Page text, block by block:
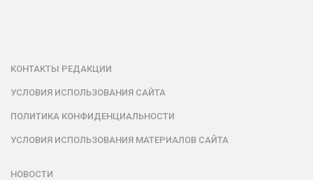
КОНТАКТЫ РЕДАКЦИИ
УСЛОВИЯ ИСПОЛЬЗОВАНИЯ САЙТА
ПОЛИТИКА КОНФИДЕНЦИАЛЬНОСТИ
УСЛОВИЯ ИСПОЛЬЗОВАНИЯ МАТЕРИАЛОВ САЙТА
НОВОСТИ